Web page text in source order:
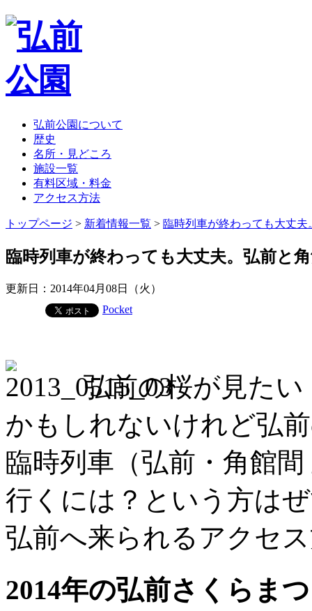
弘前公園について
歴史
名所・見どころ
施設一覧
有料区域・料金
アクセス方法
トップページ > 新着情報一覧 > 臨時列車が終わっても大丈
臨時列車が終わっても大丈夫。弘前と
更新日：2014年04月08日（火）
Pocket
弘前の桜が見た
かもしれないけれど弘
臨時列車（弘前・角館
行くには？という方は
弘前へ来られるアクセ
2014年の弘前さくらま